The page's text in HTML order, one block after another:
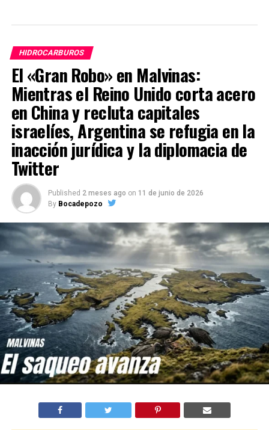
HIDROCARBUROS
El «Gran Robo» en Malvinas:
Mientras el Reino Unido corta acero
en China y recluta capitales
israelíes, Argentina se refugia en la
inacción jurídica y la diplomacia de
Twitter
Published 2 meses ago on 11 de junio de 2026
By Bocadepozo